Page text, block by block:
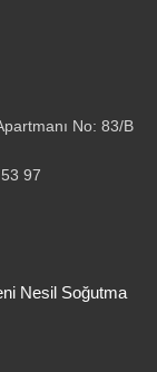
No: 83/B
97
Nesil Soğutma